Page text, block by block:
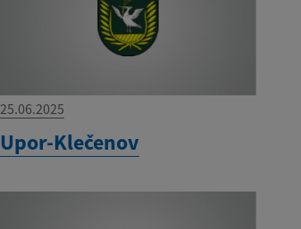
25.06.2025
Upor-Klečenov